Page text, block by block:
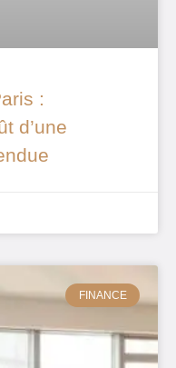
:
d’une
FINANCE